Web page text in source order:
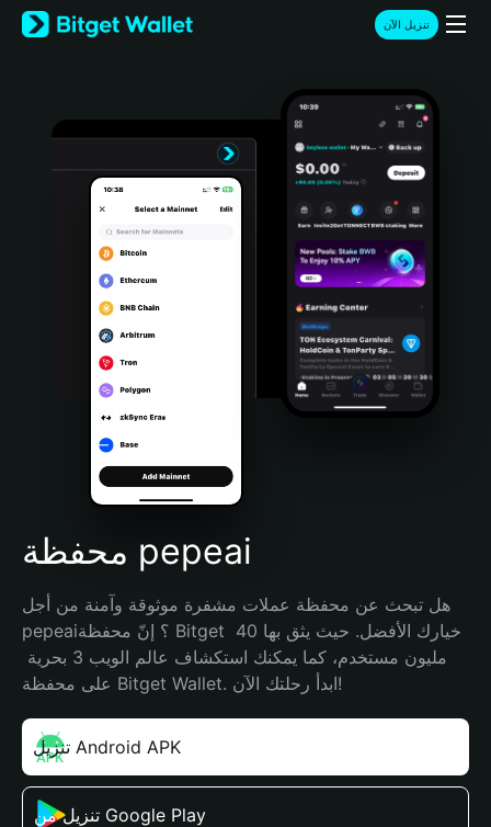
English
日本語
Türkçe
Português (Portugal)
Bahasa Indonesia
Português (Brasil)
Español (Argentina)
تنزيل الآن
محفظة pepeai
هل تبحث عن محفظة عملات مشفرة موثوقة وآمنة من أجل
pepeai؟ إنّ محفظة Bitget خيارك الأفضل. حيث يثق بها 40
على محفظة Bitget Wallet. ابدأ رحلتك الآن!
تنزيل Android APK
تنزيل من Google Play